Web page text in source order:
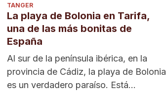
TANGER
La playa de Bolonia en Tarifa,
una de las más bonitas de
España
Al sur de la península ibérica, en la
provincia de Cádiz, la playa de Bolonia
es un verdadero paraíso. Está...